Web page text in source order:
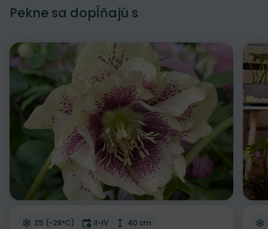
Pekne sa dopĺňajú s
Odober do zoznamu želaní
Mrazuvzdornosť
Z5 (-28°C) Doba kvitnutia
II-IV Výška rastliny
40 cm